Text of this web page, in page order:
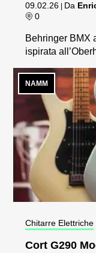
09.02.26 Da
0
Behringer BMX
ispirata
NAMM
Chitarre Elettriche
Cort G290